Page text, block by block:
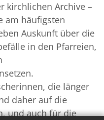
kirchlichen Archive –
am häufigsten
Auskunft über die
in den Pfarreien,
die länger
daher auf die
und auch für die